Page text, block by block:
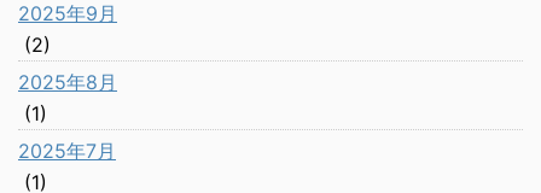
2025年9月
(2)
2025年8月
(1)
2025年7月
(1)